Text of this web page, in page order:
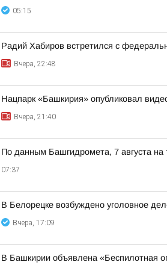
05:15
Радий Хабиров встретился с
Вчера, 22:48
Нацпарк «Башкирия» опубликовал
Вчера, 21:40
По данным Башгидромета, 7 августа на
07:37
В Белорецке возбуждено уголовное
Вчера, 17:09
В Башкирии объявлена «Беспилотная